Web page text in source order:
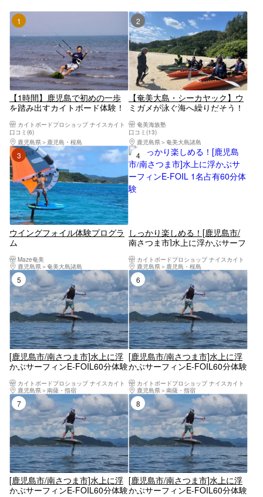
【1時間】鹿児島で初めの一歩
を踏み出すカイトボード体験！
カイトボードプロショップ ナイスカイト
口コミ(6)
鹿児島県
鹿児島・桜島
2位
【奄美大島・シーカヤック】ウ
ミガメが泳ぐ海へ繰りだそう！
アー奄美海族塾
口コミ(13)
鹿児島県
奄美大島諸島
3位
ウイングフォイル体験プログラ
ム
Maze奄美
鹿児島県
奄美大島諸島
4位
しっかり楽しめる！[鹿児島市/
南さつま市]水上に浮かぶサーフ
カイトボードプロショップ ナイスカイト
鹿児島県
鹿児島・桜島
5位
[鹿児島市/南さつま市]水上に浮
かぶサーフィンE-FOIL60分体験
カイトボードプロショップ ナイスカイト
鹿児島県
南薩・指宿
6位
[鹿児島市/南さつま市]水上に浮
かぶサーフィンE-FOIL60分体験
カイトボードプロショップ ナイスカイト
鹿児島県
南薩・指宿
7位
[鹿児島市/南さつま市]水上に浮
かぶサーフィンE-FOIL60分体験
8位
[鹿児島市/南さつま市]水上に浮
かぶサーフィンE-FOIL60分体験